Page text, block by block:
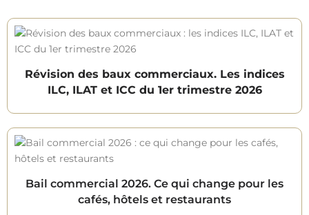
Révision des baux commerciaux. Les indices
ILC, ILAT et ICC du 1er trimestre 2026
Bail commercial 2026. Ce qui change pour les
cafés, hôtels et restaurants